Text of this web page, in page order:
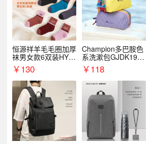
恒源祥羊毛毛圈加厚
袜男女款6双装HYX
068WZ
￥130
Champion多巴胺色
系洗漱包GJDK19R
1￥118